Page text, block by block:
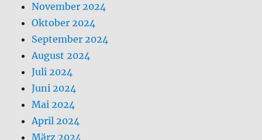
November 2024
Oktober 2024
September 2024
August 2024
Juli 2024
Juni 2024
Mai 2024
April 2024
März 2024